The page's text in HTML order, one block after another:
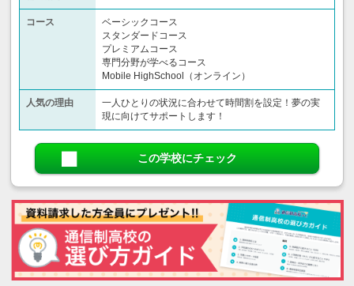
コース
ベーシックコース
スタンダードコース
プレミアムコース
専門分野が学べるコース
Mobile HighSchool（オンライン）
人気の理由
一人ひとりの状況に合わせて時間割を設定！夢の実
現に向けてサポートします！
この学校にチェック